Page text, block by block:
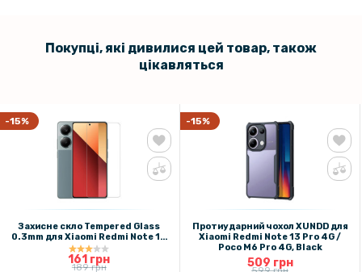
199 грн
Протиударна гідрогелева плівка Hydrogel Film для Xiaomi Redmi
179 грн
Покупці, які дивилися цей товар, також
цікавляться
-15%
Захисне скло Tempered Glass
0.3mm для Xiaomi Redmi Note 13
Pro 4G / Poco M6 Pro 4G,
Transparent
161 грн
189 грн
-15%
Протиударний чохол XUNDD для
Xiaomi Redmi Note 13 Pro 4G /
Poco M6 Pro 4G, Black
509 грн